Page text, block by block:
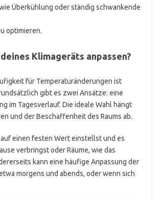
Überkühlung oder ständig schwankende
optimieren.
Klimageräts anpassen?
für Temperaturänderungen ist
gibt es zwei Ansätze: eine
im Tagesverlauf. Die ideale Wahl hängt
und der Beschaffenheit des Raums ab.
einen festen Wert einstellst und es
verbringst oder Räume, wie das
kann eine häufige Anpassung der
morgens und abends, oder wenn sich